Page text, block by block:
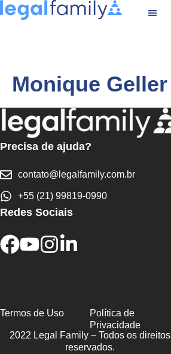
Monique Geller
Precisa de ajuda?
contato@legalfamily.com.br
+55 (21) 99819-0990
Redes Sociais
Termos de Uso
Política de
Privacidade
2022 Legal Family – Todos os direitos
reservados.